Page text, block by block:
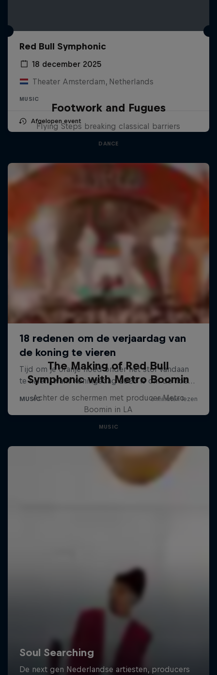
Red Bull Symphonic
18 december 2025
Theater Amsterdam, Netherlands
MUSIC
Afgelopen event
Footwork and Fugues
Flying Steps breaking classical barriers
DANCE
The Making of Red Bull
Symphonic with Metro Boomin
Achter de schermen met producer Metro
Boomin in LA
MUSIC